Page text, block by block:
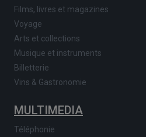
Films, livres et magazines
Voyage
Arts et collections
Musique et instruments
Billetterie
Vins & Gastronomie
MULTIMEDIA
Téléphonie